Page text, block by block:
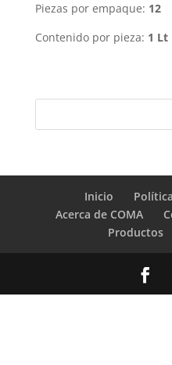
Piezas por empaque: 12
Contenido por pieza: 1 Lt
Inicio
Acerca de COMA
Productos